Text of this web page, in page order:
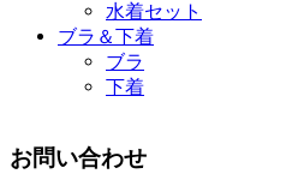
水着セット
ブラ＆下着
ブラ
下着
お問い合わせ